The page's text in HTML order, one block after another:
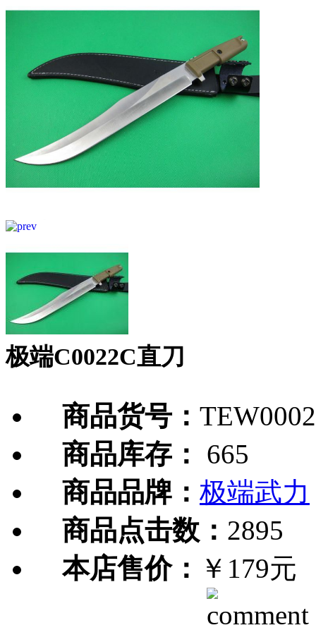
极端C0022C直刀
商品货号：
商品库存：
665
商品品牌： 极端武力
商品点击数： 2895
本店售价： ￥179元